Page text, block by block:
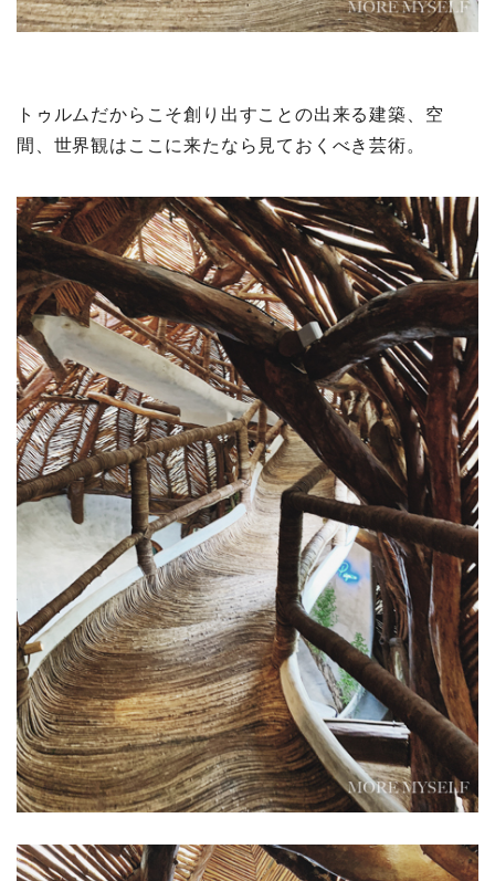
トゥルムだからこそ創り出すことの出来る建築、空
間、世界観はここに来たなら見ておくべき芸術。